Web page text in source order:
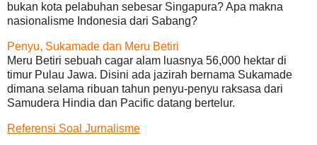
bukan kota pelabuhan sebesar Singapura? Apa makna
nasionalisme Indonesia dari Sabang?
Penyu, Sukamade dan Meru Betiri
Meru Betiri sebuah cagar alam luasnya 56,000 hektar di
timur Pulau Jawa. Disini ada jazirah bernama Sukamade
dimana selama ribuan tahun penyu-penyu raksasa dari
Samudera Hindia dan Pacific datang bertelur.
Referensi Soal Jurnalisme